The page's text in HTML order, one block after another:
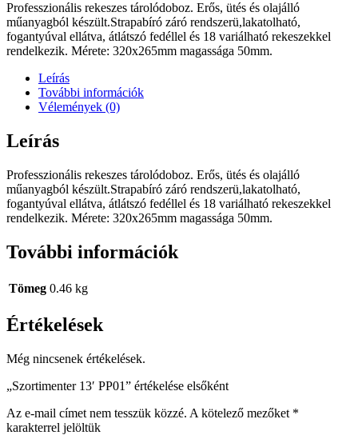
Professzionális rekeszes tárolódoboz. Erős, ütés és olajálló
műanyagból készült.Strapabíró záró rendszerü,lakatolható,
fogantyúval ellátva, átlátszó fedéllel és 18 variálható rekeszekkel
rendelkezik. Mérete: 320x265mm magassága 50mm.
Leírás
További információk
Vélemények (0)
Leírás
Professzionális rekeszes tárolódoboz. Erős, ütés és olajálló
műanyagból készült.Strapabíró záró rendszerü,lakatolható,
fogantyúval ellátva, átlátszó fedéllel és 18 variálható rekeszekkel
rendelkezik. Mérete: 320x265mm magassága 50mm.
További információk
Tömeg 0.46 kg
Értékelések
Még nincsenek értékelések.
„Szortimenter 13′ PP01” értékelése elsőként
Az e-mail címet nem tesszük közzé. A kötelező mezőket *
karakterrel jelöltük